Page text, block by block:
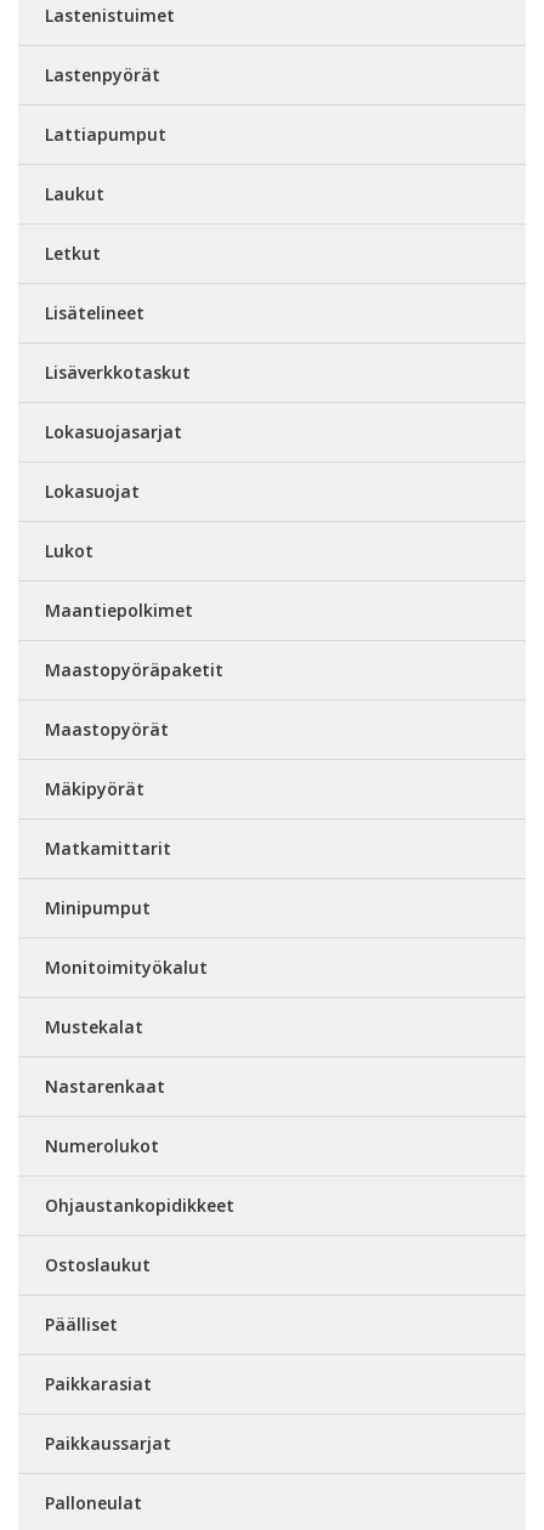
Lastenistuimet
Lastenpyörät
Lattiapumput
Laukut
Letkut
Lisätelineet
Lisäverkkotaskut
Lokasuojasarjat
Lokasuojat
Lukot
Maantiepolkimet
Maastopyöräpaketit
Maastopyörät
Mäkipyörät
Matkamittarit
Minipumput
Monitoimityökalut
Mustekalat
Nastarenkaat
Numerolukot
Ohjaustankopidikkeet
Ostoslaukut
Päälliset
Paikkarasiat
Paikkaussarjat
Palloneulat